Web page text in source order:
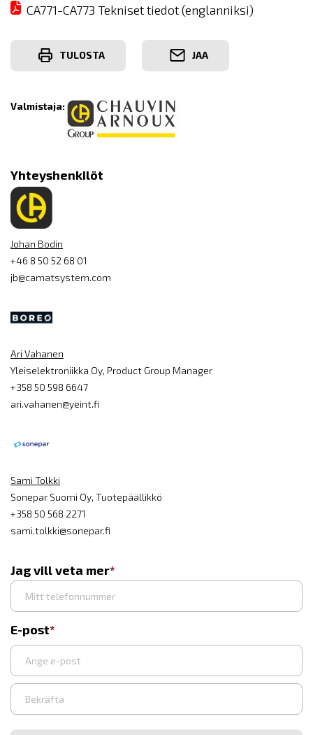
CA771-CA773 Tekniset tiedot (englanniksi)
TULOSTA JAA
Valmistaja:
Yhteyshenkilöt
Johan Bodin
+46 8 50 52 68 01
jb@camatsystem.com
Ari Vahanen
Yleiselektroniikka Oy, Product Group Manager
+358 50 598 6647
ari.vahanen@yeint.fi
Sami Tolkki
Sonepar Suomi Oy, Tuotepäällikkö
+358 50 568 2271
sami.tolkki@sonepar.fi
Jag vill veta mer
E-post
Syötä
sähköpostiosoite
Vahvista